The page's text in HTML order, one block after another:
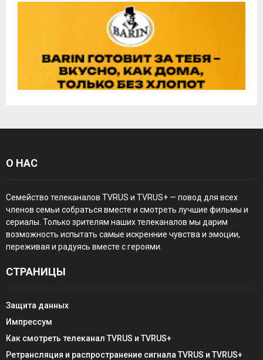
О НАС
Семейство телеканалов TVRUS и TVRUS+ — повод для всех
членов семьи собраться вместе и смотреть лучшие фильмы и
сериалы. Только зрителям наших телеканалов мы дарим
возможность испытать самые искренние чувства и эмоции,
переживая и радуясь вместе с героями.
СТРАНИЦЫ
Защита данных
Импрессум
Как смотреть телеканал TVRUS и TVRUS+
Ретрансляция и распространение сигнала TVRUS и TVRUS+